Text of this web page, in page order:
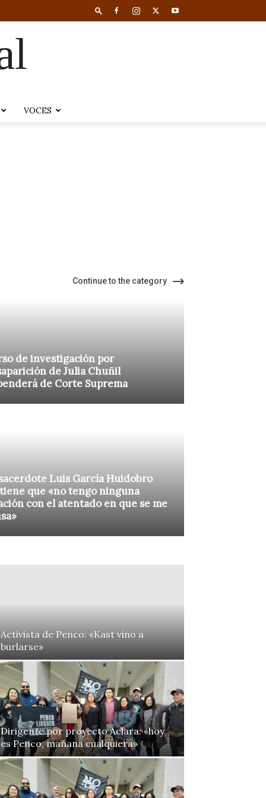
VOCES
Continue to the category
de investigación por
de Julia Chuñil
de Corte Suprema
Luis García Huidobro
que «no tengo ninguna
con el atentado en que se me
Activista de Penco: «Kast vino a
burlarse»
Dirigente por proyecto Aclara: «hoy
es Penco, mañana cualquiera»